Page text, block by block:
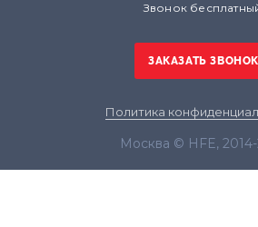
Звонок
Политика
Москва © HFE,